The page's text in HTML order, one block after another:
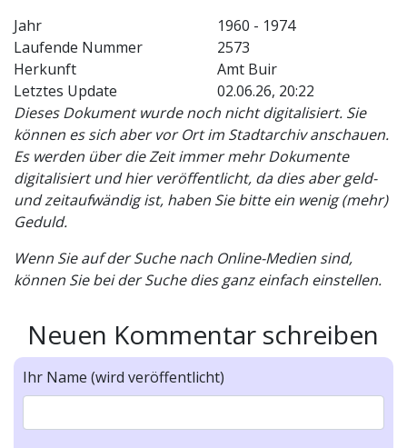
Jahr
1960 - 1974
Laufende Nummer
2573
Herkunft
Amt Buir
Letztes Update
02.06.26, 20:22
Dieses Dokument wurde noch nicht digitalisiert. Sie
können es sich aber vor Ort im Stadtarchiv anschauen.
Es werden über die Zeit immer mehr Dokumente
digitalisiert und hier veröffentlicht, da dies aber geld-
und zeitaufwändig ist, haben Sie bitte ein wenig (mehr)
Geduld.
Wenn Sie auf der Suche nach Online-Medien sind,
können Sie bei der Suche dies ganz einfach einstellen.
Neuen Kommentar schreiben
Ihr Name (wird veröffentlicht)